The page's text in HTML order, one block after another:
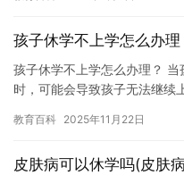
我们…
孩子休学不上学怎么办理
孩子休学不上学怎么办理？
时，可能会导致孩子无法继续
教育百科 2025年11月22日
皮肤病可以休学吗(皮肤